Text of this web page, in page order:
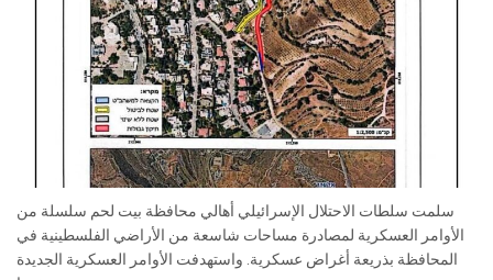
سلمت سلطات الاحتلال الإسرائيلي أهالي محافظة بيت لحم سلسلة من
الأوامر العسكرية لمصادرة مساحات شاسعة من الأراضي الفلسطينية في
المحافظة بذريعة أغراض عسكرية. واستهدفت الأوامر العسكرية الجديدة